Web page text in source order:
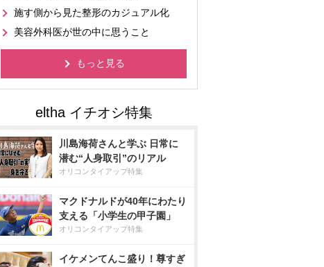
施す側から見た整形のカジュアル化
美容外科医が世の中に思うこと
もっと見る
川島海荷さんと学ぶ 日常に
潜む“人身取引”のリアル
オリコンタイアップ特集
マクドナルドが40年にわたり
支える「小学生の甲子園」
オリコンタイアップ特集
イケメンてんこ盛り！尊すぎ